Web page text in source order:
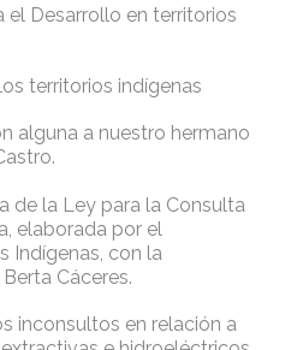
el Desarrollo en territorios
territorios indígenas
alguna a nuestro hermano
la Ley para la Consulta
elaborada por el
Indígenas, con la
Cáceres.
inconsultos en relación a